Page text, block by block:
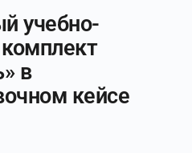
учебно-
в
кейсе